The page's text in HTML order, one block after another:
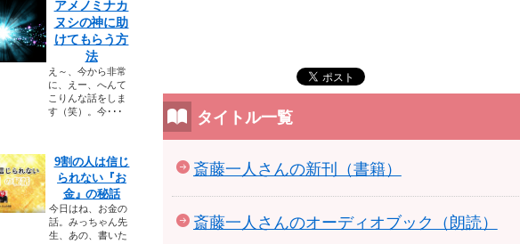
タイトル一覧
斎藤一人さんの新刊（書籍）
斎藤一人さんのオーディオブック（朗読）
アメノミナカ
ヌシの神に助
けてもらう方
法
え～、今から非常
に、えー、へんて
こりんな話をしま
す（笑）。今･･･
9割の人は信じ
られない『お
金』の秘話
今日はね、お金の
話。みっちゃん先
生、あの、書いた